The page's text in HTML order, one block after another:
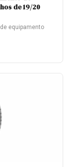
de 19/20
equipamento